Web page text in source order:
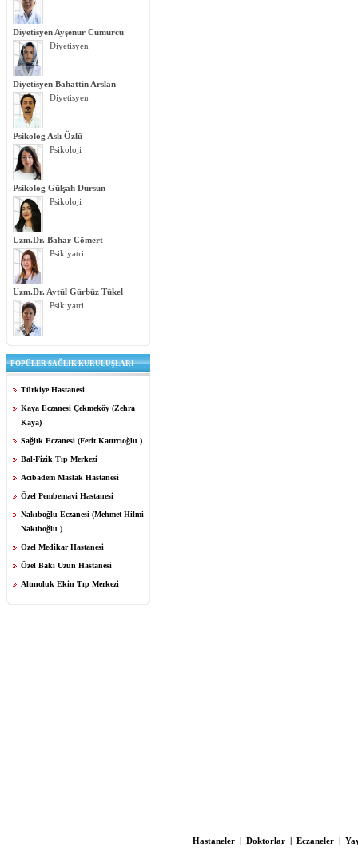
Diyetisyen Ayşenur Cumurcu
Diyetisyen
Diyetisyen Bahattin Arslan
Diyetisyen
Psikolog Aslı Özlü
Psikoloji
Psikolog Gülşah Dursun
Psikoloji
Uzm.Dr. Bahar Cömert
Psikiyatri
Uzm.Dr. Aytül Gürbüz Tükel
Psikiyatri
POPÜLER SAĞLIK KURULUŞLARI
Türkiye Hastanesi
Kaya Eczanesi Çekmeköy (Zehra
Kaya)
Sağlık Eczanesi (Ferit Katırcıoğlu )
Bal-Fizik Tıp Merkezi
Acıbadem Maslak Hastanesi
Özel Pembemavi Hastanesi
Nakıboğlu Eczanesi (Mehmet Hilmi
Nakıboğlu )
Özel Medikar Hastanesi
Özel Baki Uzun Hastanesi
Altınoluk Ekin Tıp Merkezi
Hastaneler | Doktorlar | Eczaneler |